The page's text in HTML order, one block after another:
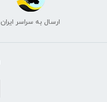
ارسال به سراسر ایران